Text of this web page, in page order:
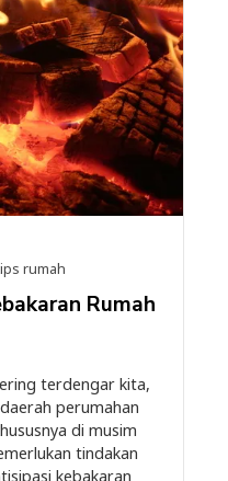
rumah
Rumah
terdengar kita,
perumahan
di musim
tindakan
kebakaran